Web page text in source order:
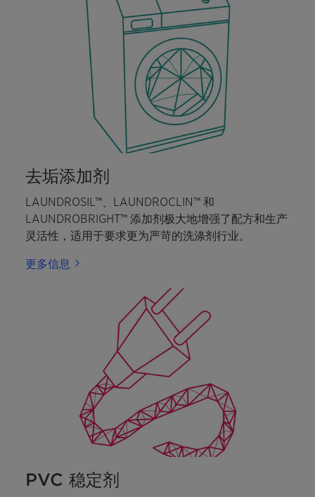
去垢添加剂
LAUNDROSIL™、LAUNDROCLIN™ 和
LAUNDROBRIGHT™ 添加剂极大地增强了配方和生产
灵活性，适用于要求更为严苛的洗涤剂行业。
更多信息
PVC 稳定剂